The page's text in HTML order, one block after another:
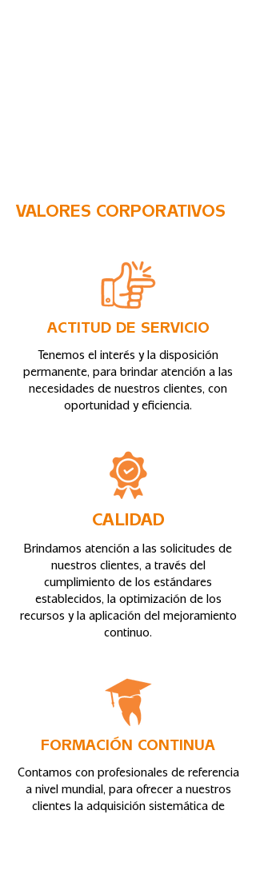
VALORES CORPORATIVOS
ACTITUD DE SERVICIO
Tenemos el interés y la disposición
permanente, para brindar atención a las
necesidades de nuestros clientes, con
oportunidad y eficiencia.
CALIDAD
Brindamos atención a las solicitudes de
nuestros clientes, a través del
cumplimiento de los estándares
establecidos, la optimización de los
recursos y la aplicación del mejoramiento
continuo.
FORMACIÓN CONTINUA
Contamos con profesionales de referencia
a nivel mundial, para ofrecer a nuestros
clientes la adquisición sistemática de